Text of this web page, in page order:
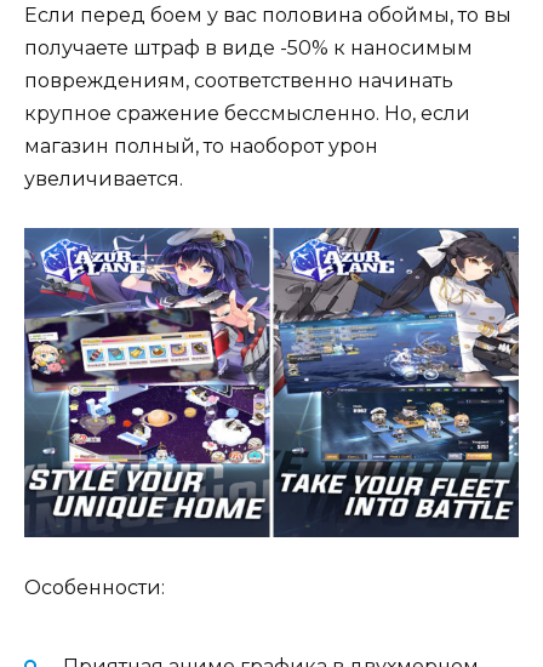
Если перед боем у вас половина обоймы, то вы
получаете штраф в виде -50% к наносимым
повреждениям, соответственно начинать
крупное сражение бессмысленно. Но, если
магазин полный, то наоборот урон
увеличивается.
Особенности: